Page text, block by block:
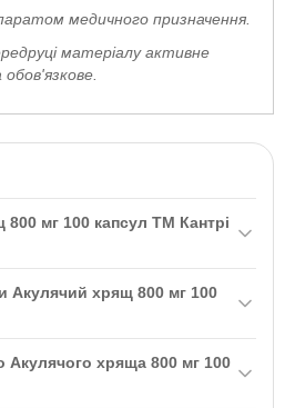
медичного призначення.
матеріалу активне
мг 100 капсул ТМ Кантрі
використовується як додаткове
потужні протизапальні
Акулячий хрящ 800 мг 100
їжі для досягнення найкращих
Акулячого хряща 800 мг 100